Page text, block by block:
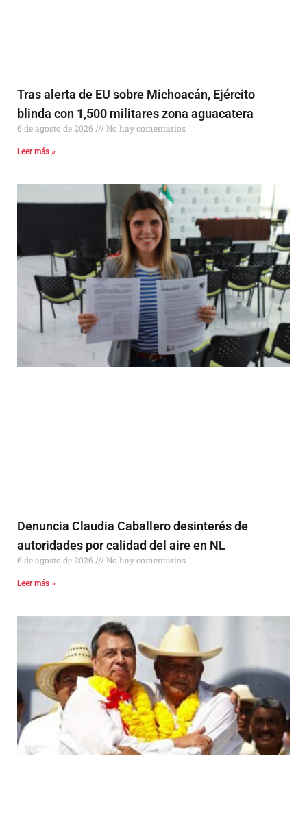
Tras alerta de EU sobre Michoacán, Ejército
blinda con 1,500 militares zona aguacatera
6 de agosto de 2026 No hay comentarios
Leer más »
Denuncia Claudia Caballero desinterés de
autoridades por calidad del aire en NL
6 de agosto de 2026 No hay comentarios
Leer más »